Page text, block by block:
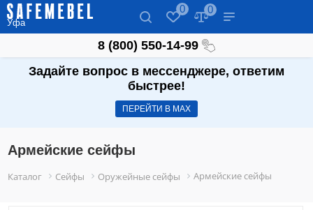
Уфа
0 0
8 (800) 550-14-99
Задайте вопрос в мессенджере, ответим
быстрее!
ПЕРЕЙТИ В МАХ
Армейские сейфы
Каталог Сейфы Оружейные сейфы Армейские сейфы